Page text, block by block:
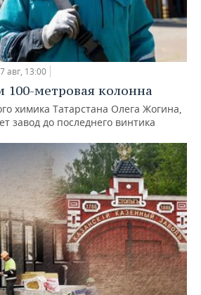
авг, 13:00
метровая колонна
химика Татарстана Олега Жогина,
завод до последнего винтика